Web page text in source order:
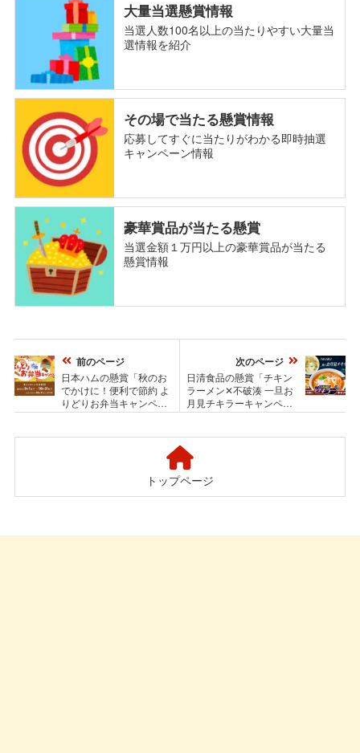
大量当選懸賞情報
当選人数100名以上の当たりやすい大量当
選情報を紹介
その場で当たる懸賞情報
応募してすぐに当たりがわかる即時抽選
キャンペーン情報
豪華賞品が当たる懸賞
当選金額１万円以上の豪華賞品が当たる
懸賞情報
前のページ
日本ハムの懸賞「秋のお
でかけに！便利で節約 よ
りどりお弁当キャンペー
ン」
次のページ
日清食品の懸賞「チキン
ラーメン✕不破湊 一旦お
月見チキラーキャンペー
ン」
トップページ